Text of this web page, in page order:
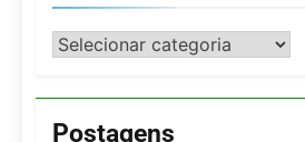
Categorias
Postagens